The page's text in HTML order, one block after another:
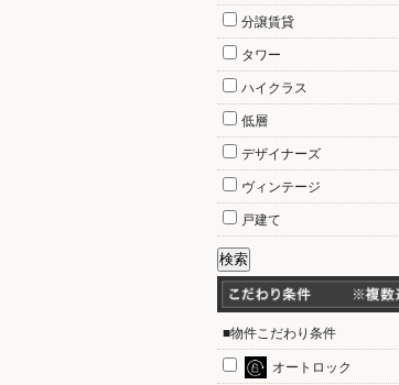
分譲賃貸
タワー
ハイクラス
低層
デザイナーズ
ヴィンテージ
戸建て
■物件こだわり条件
オートロック